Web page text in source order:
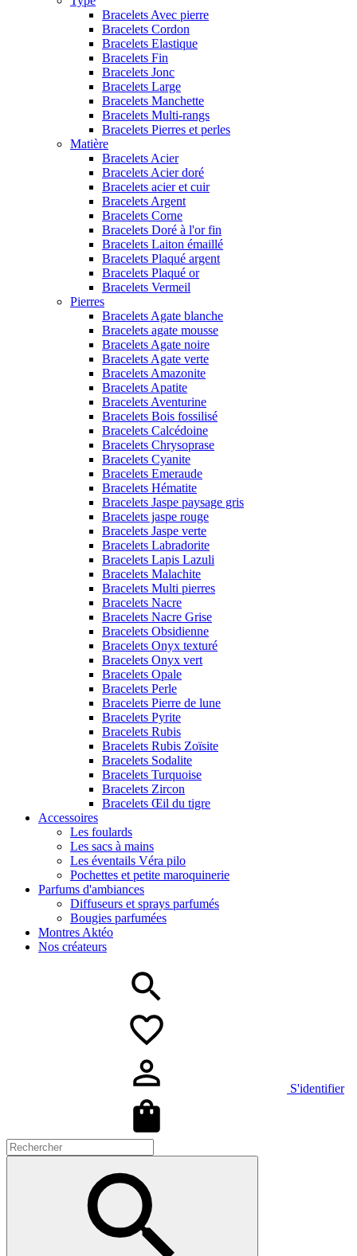
Bracelets Avec pierre
Bracelets Cordon
Bracelets Elastique
Bracelets Fin
Bracelets Jonc
Bracelets Large
Bracelets Manchette
Bracelets Multi-rangs
Bracelets Pierres et perles
Matière
Bracelets Acier
Bracelets Acier doré
Bracelets acier et cuir
Bracelets Argent
Bracelets Corne
Bracelets Doré à l'or fin
Bracelets Laiton émaillé
Bracelets Plaqué argent
Bracelets Plaqué or
Bracelets Vermeil
Pierres
Bracelets Agate blanche
Bracelets agate mousse
Bracelets Agate noire
Bracelets Agate verte
Bracelets Amazonite
Bracelets Apatite
Bracelets Aventurine
Bracelets Bois fossilisé
Bracelets Calcédoine
Bracelets Chrysoprase
Bracelets Cyanite
Bracelets Emeraude
Bracelets Hématite
Bracelets Jaspe paysage gris
Bracelets jaspe rouge
Bracelets Jaspe verte
Bracelets Labradorite
Bracelets Lapis Lazuli
Bracelets Malachite
Bracelets Multi pierres
Bracelets Nacre
Bracelets Nacre Grise
Bracelets Obsidienne
Bracelets Onyx texturé
Bracelets Onyx vert
Bracelets Opale
Bracelets Perle
Bracelets Pierre de lune
Bracelets Pyrite
Bracelets Rubis
Bracelets Rubis Zoïsite
Bracelets Sodalite
Bracelets Turquoise
Bracelets Zircon
Bracelets Œil du tigre
Accessoires
Les foulards
Les sacs à mains
Les éventails Véra pilo
Pochettes et petite maroquinerie
Parfums d'ambiances
Diffuseurs et sprays parfumés
Bougies parfumées
Montres Aktéo
Nos créateurs
S'identifier